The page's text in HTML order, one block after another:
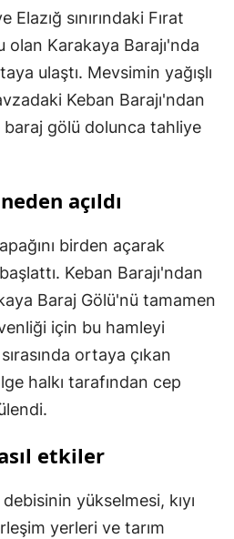
sınırındaki Fırat
Karakaya Barajı'nda
ulaştı. Mevsimin yağışlı
Keban Barajı'ndan
gölü dolunca tahliye
açıldı
birden açarak
Keban Barajı'ndan
Baraj Gölü'nü tamamen
için bu hamleyi
ortaya çıkan
halkı tarafından cep
etkiler
yükselmesi, kıyı
yerleri ve tarım